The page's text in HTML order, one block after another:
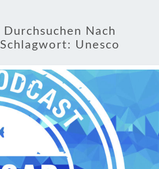
Durchsuchen Nach
Schlagwort: Unesco